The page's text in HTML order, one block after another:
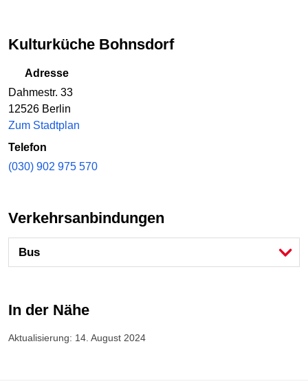
Kulturküche Bohnsdorf
Adresse
Dahmestr. 33
12526 Berlin
Zum Stadtplan
Telefon
(030) 902 975 570
Verkehrsanbindungen
Bus
In der Nähe
Aktualisierung: 14. August 2024